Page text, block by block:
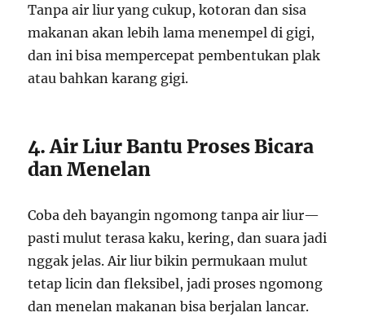
Tanpa air liur yang cukup, kotoran dan sisa
makanan akan lebih lama menempel di gigi,
dan ini bisa mempercepat pembentukan plak
atau bahkan karang gigi.
4. Air Liur Bantu Proses Bicara
dan Menelan
Coba deh bayangin ngomong tanpa air liur—
pasti mulut terasa kaku, kering, dan suara jadi
nggak jelas. Air liur bikin permukaan mulut
tetap licin dan fleksibel, jadi proses ngomong
dan menelan makanan bisa berjalan lancar.